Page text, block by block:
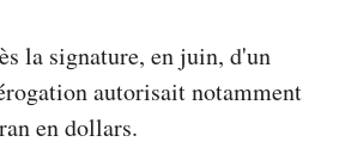
la signature, en juin, d'un
autorisait notamment
en dollars.